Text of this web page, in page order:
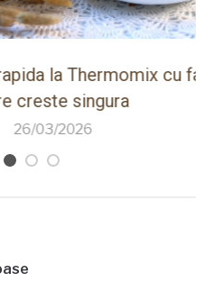
la Thermomix cu faina
singura
2026